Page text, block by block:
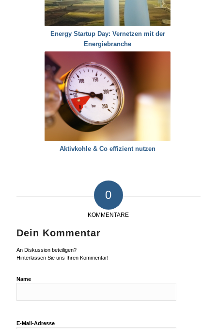
Energy Startup Day: Vernetzen mit der
Energiebranche
Aktivkohle & Co effizient nutzen
0
KOMMENTARE
Dein Kommentar
An Diskussion beteiligen?
Hinterlassen Sie uns Ihren Kommentar!
Name
E-Mail-Adresse